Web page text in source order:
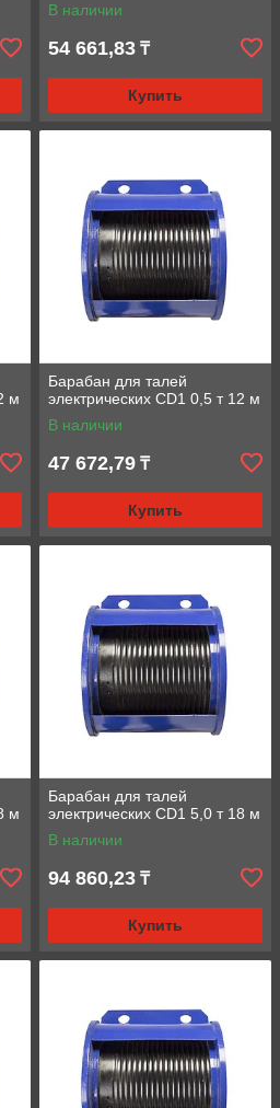
В наличии
54 661,83 ₸
Купить
м
Барабан для талей
электрических CD1 0,5 т 12 м
В наличии
47 672,79 ₸
Купить
м
Барабан для талей
электрических CD1 5,0 т 18 м
В наличии
94 860,23 ₸
Купить